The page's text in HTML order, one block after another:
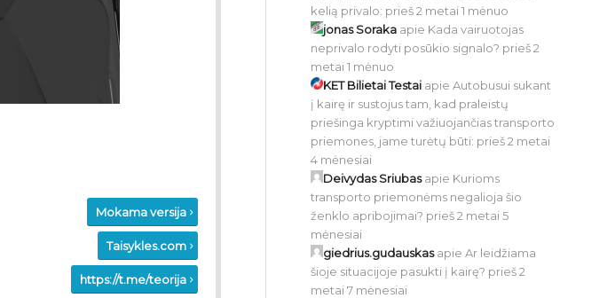
Mokama versija
Taisykles.com
https://t.me/teorija
kelią privalo: prieš 2 metai 1 mėnuo
jonas Soraka apie Kada vairuotojas
neprivalo rodyti posūkio signalo? prieš 2
metai 1 mėnuo
KET Bilietai Testai apieAutobusui sukant
į kairę ir sustojus tam, kad praleistų
priešinga kryptimi važiuojančias transporto
priemones, jame turėtų būti: prieš 2 metai
4 mėnesiai
Deivydas Sriubasapie Kurioms
transporto priemonėms negalioja šio
ženklo apribojimai? prieš 2 metai 5
mėnesiai
giedrius.gudauskasapieAr leidžiama
šioje situacijoje pasukti į kairę? prieš 2
metai 7 mėnesiai